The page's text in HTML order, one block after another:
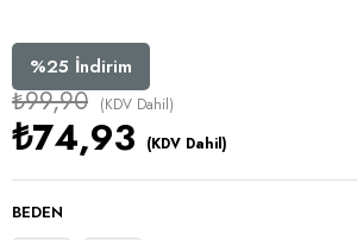
%25 İndirim
₺99,90 (KDV Dahil)
₺74,93 (KDV Dahil)
BEDEN